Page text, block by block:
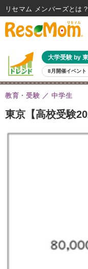
大学受験 by
8月開催イベント
東京【高校受験
教育・受験 中学生
リセマム メンバーズ